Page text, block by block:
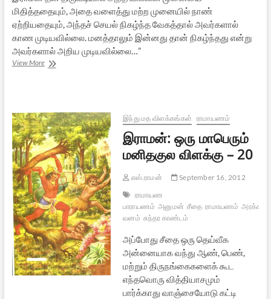
மிதித்ததையும், அதை வளைத்து மற்ற முனையில் நாண்
ஏற்றியதையும், அந்தச் செயல் நிகழ்ந்த வேகத்தால் அவர்களால்
காண முடியவில்லை. மனத்தாலும் இன்னது தான் நிகழ்ந்தது என்று
அவர்களால் அறிய முடியவில்லை…”
View Moreகம்பராமாயணம்
1
இந்து மத விளக்கங்கள் ராமாயணம்
இராமன்: ஒரு மாபெரும்
மனிதகுல விளக்கு – 20
எஸ்.ராமன்
September 16, 2012
ராமாயண
பாராயணம் அனுமன் சீதை ராமாயணம்
வனம் சுந்தர காண்டம்
அப்போது சீதை ஒரு தெய்வீக
அன்னையாக வந்து ஆண், பெண்,
மற்றும் திருநங்கைகளைக் கூட
எந்தவொரு வித்தியாசமும்
பார்க்காது வாஞ்சையோடு கட்டி